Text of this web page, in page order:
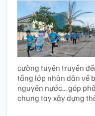
cường tuyên truyền
tầng lớp nhân dân về
nguyên nước... góp
chung tay xây dựng